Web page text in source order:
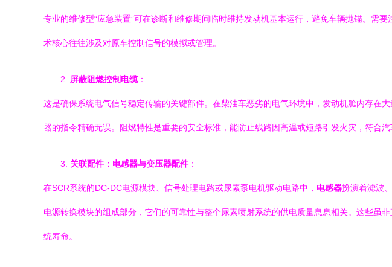
专业的维修型“应急装置”可在诊断和维修期间临时维持发动机基本运行，避免车辆抛锚。需
术核心往往涉及对原车控制信号的模拟或管理。
2. 屏蔽阻燃控制电缆：
这是确保系统电气信号稳定传输的关键部件。在柴油车恶劣的电气环境中，发动机舱内存在
器的指令精确无误。阻燃特性是重要的安全标准，能防止线路因高温或短路引发火灾，符合
3. 关联配件：电感器与变压器配件：
在SCR系统的DC-DC电源模块、信号处理电路或尿素泵电机驱动电路中， 电感器扮演着滤波
电源转换模块的组成部分，它们的可靠性与整个尿素喷射系统的供电质量息息相关。这些虽
统寿命。